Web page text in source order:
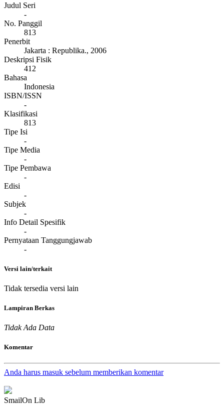
Judul Seri
-
No. Panggil
813
Penerbit
Jakarta : Republika., 2006
Deskripsi Fisik
412
Bahasa
Indonesia
ISBN/ISSN
-
Klasifikasi
813
Tipe Isi
-
Tipe Media
-
Tipe Pembawa
-
Edisi
-
Subjek
-
Info Detail Spesifik
-
Pernyataan Tanggungjawab
-
Versi lain/terkait
Tidak tersedia versi lain
Lampiran Berkas
Tidak Ada Data
Komentar
Anda harus masuk sebelum memberikan komentar
SmailOn Lib